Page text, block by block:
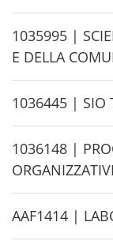
d
e
H
i
d
e
1035995 |
E DELLA
H
i
d
e
1036445 | SIO
H
i
d
e
1036148 |
H
i
AAF1414 |